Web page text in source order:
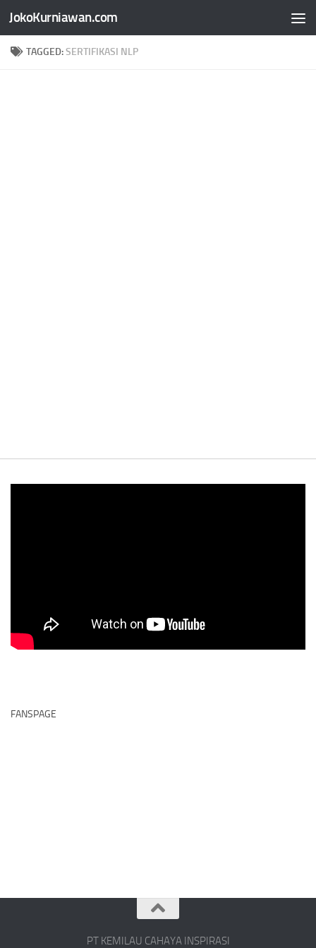
Skip to content
JokoKurniawan.com
TAGGED:SERTIFIKASI NLP
FANSPAGE
PT KEMILAU CAHAYA INSPIRASI